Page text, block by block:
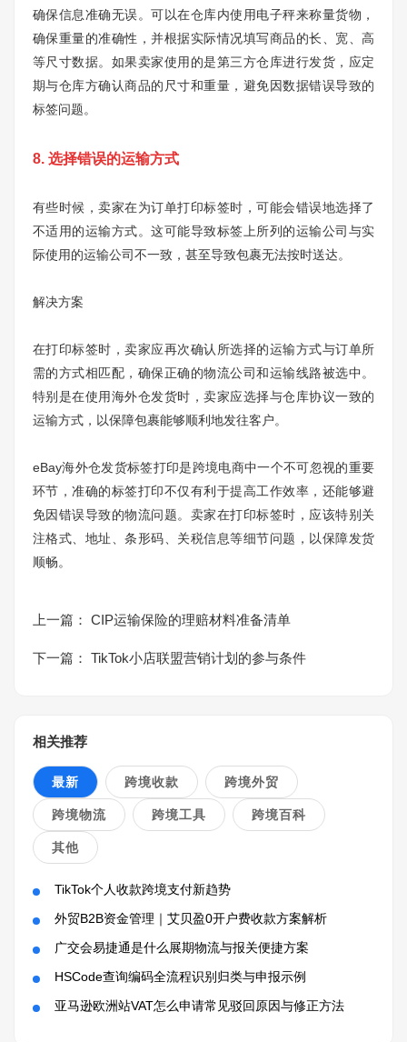
确保信息准确无误。可以在仓库内使用电子秤来称量货物，
确保重量的准确性，并根据实际情况填写商品的长、宽、高
等尺寸数据。如果卖家使用的是第三方仓库进行发货，应定
期与仓库方确认商品的尺寸和重量，避免因数据错误导致的
标签问题。
8. 选择错误的运输方式
有些时候，卖家在为订单打印标签时，可能会错误地选择了
不适用的运输方式。这可能导致标签上所列的运输公司与实
际使用的运输公司不一致，甚至导致包裹无法按时送达。
解决方案
在打印标签时，卖家应再次确认所选择的运输方式与订单所
需的方式相匹配，确保正确的物流公司和运输线路被选中。
特别是在使用海外仓发货时，卖家应选择与仓库协议一致的
运输方式，以保障包裹能够顺利地发往客户。
eBay海外仓发货标签打印是跨境电商中一个不可忽视的重要
环节，准确的标签打印不仅有利于提高工作效率，还能够避
免因错误导致的物流问题。卖家在打印标签时，应该特别关
注格式、地址、条形码、关税信息等细节问题，以保障发货
顺畅。
上一篇： CIP运输保险的理赔材料准备清单
下一篇： TikTok小店联盟营销计划的参与条件
相关推荐
最新 跨境收款 跨境外贸
跨境物流 跨境工具 跨境百科
其他
TikTok个人收款跨境支付新趋势
外贸B2B资金管理｜艾贝盈0开户费收款方案解析
广交会易捷通是什么展期物流与报关便捷方案
HSCode查询编码全流程识别归类与申报示例
亚马逊欧洲站VAT怎么申请常见驳回原因与修正方法